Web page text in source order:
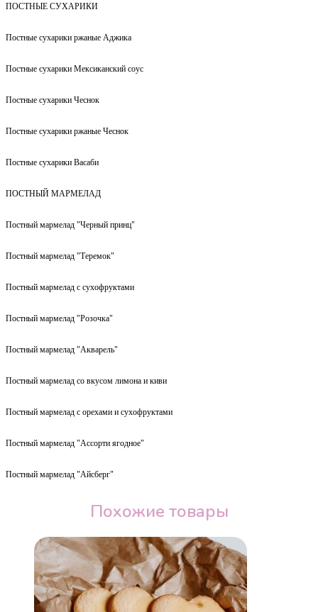
ПОСТНЫЕ СУХАРИКИ
Постные сухарики ржаные Аджика
Постные сухарики Мексиканский соус
Постные сухарики Чеснок
Постные сухарики ржаные Чеснок
Постные сухарики Васаби
ПОСТНЫЙ МАРМЕЛАД
Постный мармелад "Черный принц"
Постный мармелад "Теремок"
Постный мармелад с сухофруктами
Постный мармелад "Розочка"
Постный мармелад "Акварель"
Постный мармелад со вкусом лимона и киви
Постный мармелад с орехами и сухофруктами
Постный мармелад "Ассорти ягодное"
Постный мармелад "Айсберг"
Похожие товары